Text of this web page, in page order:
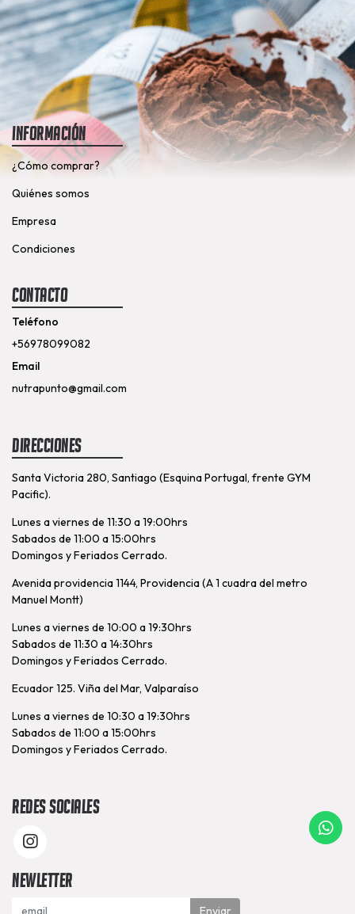
Información
¿Cómo comprar?
Quiénes somos
Empresa
Condiciones
Contacto
Teléfono
+56978099082
Email
nutrapunto@gmail.com
Direcciones
Santa Victoria 280, Santiago (Esquina Portugal, frente GYM
Pacific).
Lunes a viernes de 11:30 a 19:00hrs
Sabados de 11:00 a 15:00hrs
Domingos y Feriados Cerrado.
Avenida providencia 1144, Providencia (A 1 cuadra del metro
Manuel Montt)
Lunes a viernes de 10:00 a 19:30hrs
Sabados de 11:30 a 14:30hrs
Domingos y Feriados Cerrado.
Ecuador 125. Viña del Mar, Valparaíso
Lunes a viernes de 10:30 a 19:30hrs
Sabados de 11:00 a 15:00hrs
Domingos y Feriados Cerrado.
Redes Sociales
Newletter
Enviar